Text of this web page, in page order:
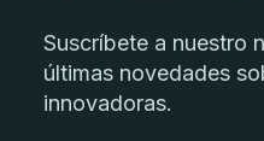
Suscríbete a nuestro
últimas novedades
innovadoras.